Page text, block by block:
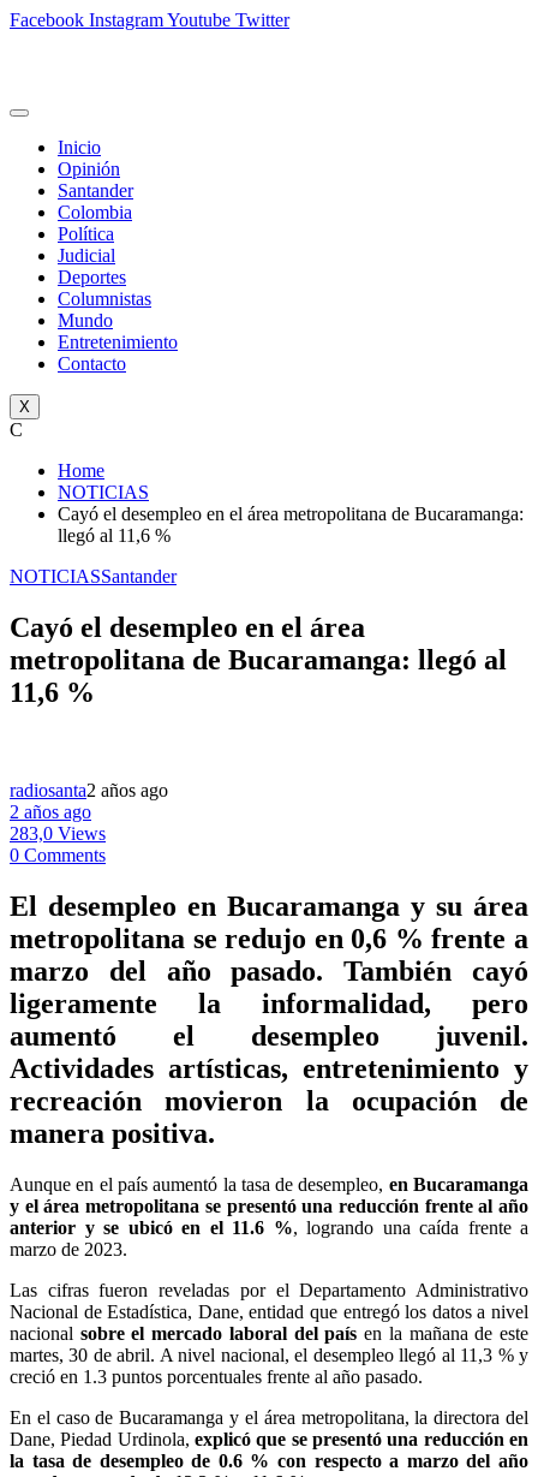
Facebook InstagramYoutube Twitter
Inicio
Opinión
Santander
Colombia
Política
Judicial
Deportes
Columnistas
Mundo
Entretenimiento
Contacto
X
C
Home
NOTICIAS
Cayó el desempleo en el área metropolitana de Bucaramanga:
llegó al 11,6 %
NOTICIASSantander
Cayó el desempleo en el área
metropolitana de Bucaramanga: llegó al
11,6 %
radiosanta2 años ago
2 años ago
283,0 Views
0 Comments
El desempleo en Bucaramanga y su área
metropolitana se redujo en 0,6 % frente a
marzo del año pasado. También cayó
ligeramente la informalidad, pero
aumentó el desempleo juvenil.
Actividades artísticas, entretenimiento y
recreación movieron la ocupación de
manera positiva.
Aunque en el país aumentó la tasa de desempleo, en Bucaramanga
y el área metropolitana se presentó una reducción frente al año
anterior y se ubicó en el 11.6 %, logrando una caída frente a
marzo de 2023.
Las cifras fueron reveladas por el Departamento Administrativo
Nacional de Estadística, Dane, entidad que entregó los datos a nivel
nacional sobre el mercado laboral del país en la mañana de este
martes, 30 de abril. A nivel nacional, el desempleo llegó al 11,3 % y
creció en 1.3 puntos porcentuales frente al año pasado.
En el caso de Bucaramanga y el área metropolitana, la directora del
Dane, Piedad Urdinola, explicó que se presentó una reducción en
la tasa de desempleo de 0.6 % con respecto a marzo del año